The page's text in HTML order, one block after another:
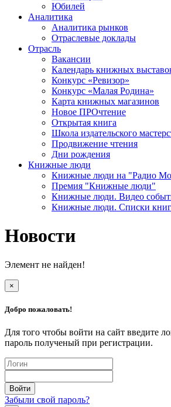
Юбилей
Аналитика
Аналитика рынков
Отраслевые доклады
Отрасль
Вакансии
Календарь книжных
Конкурс «Ревизор»
Конкурс «Малая Родина»
Карта книжных магазинов
Новое ПРОчтение
Открытая книга
Школа издательского
Продвижение чтения
Дни рождения
Книжные люди
Книжные люди на "Радио
Премия "Книжные люди"
Книжные люди. Видео
Книжные люди. Списки книг
Новости
Элемент не найден!
×
Добро пожаловать!
Для того чтобы войти на сайт введите
пароль полученый при регистрации.
Забыли свой пароль?